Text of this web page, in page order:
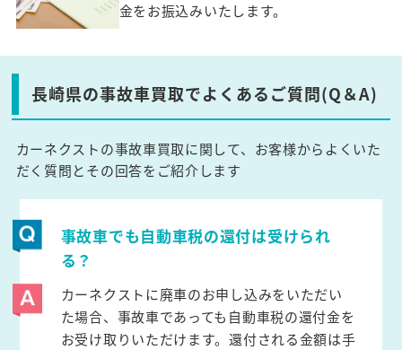
金をお振込みいたします。
長崎県の事故車買取でよくあるご質問(Q＆A)
カーネクストの事故車買取に関して、お客様からよくいた
だく質問とその回答をご紹介します
事故車でも自動車税の還付は受けられ
る？
カーネクストに廃車のお申し込みをいただい
た場合、事故車であっても自動車税の還付金を
お受け取りいただけます。還付される金額は手